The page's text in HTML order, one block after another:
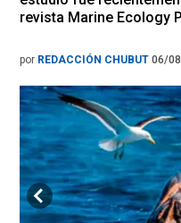
revista Marine Ecology
por REDACCIÓN CHUBUT 06/